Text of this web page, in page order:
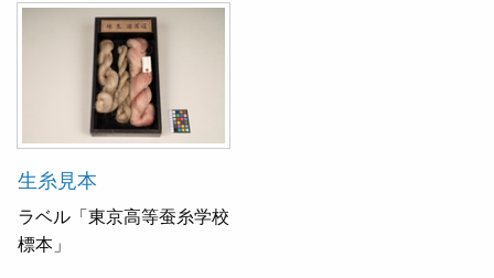
生糸見本
ラベル「東京高等蚕糸学校
標本」